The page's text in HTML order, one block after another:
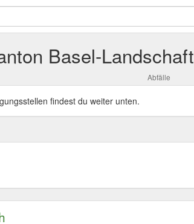
Basel-Landschaft
Abfälle
findest du weiter unten.